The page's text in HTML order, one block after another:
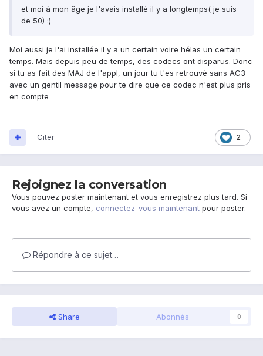
et moi à mon âge je l'avais installé il y a longtemps( je suis
de 50) :)
Moi aussi je l'ai installée il y a un certain voire hélas un certain
temps. Mais depuis peu de temps, des codecs ont disparus. Donc
si tu as fait des MAJ de l'appl, un jour tu t'es retrouvé sans AC3
avec un gentil message pour te dire que ce codec n'est plus pris
en compte
2
Citer
Rejoignez la conversation
Vous pouvez poster maintenant et vous enregistrez plus tard. Si
vous avez un compte, connectez-vous maintenant pour poster.
Répondre à ce sujet…
Share Abonnés 0